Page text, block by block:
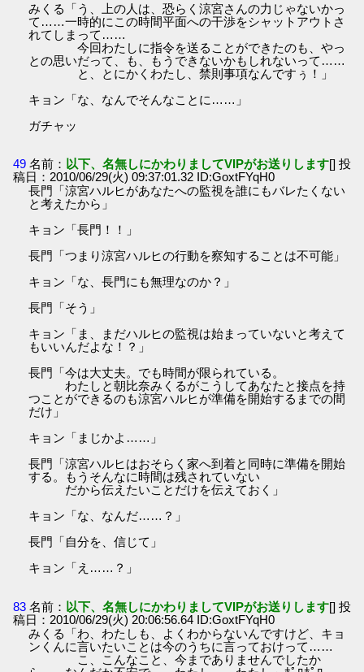
みくる「う、上の人は、恐らく涼宮さんの力じゃないかっ
て……一時的にこの時間平面への干渉をシャットアウトさ
れてしまって……
今回わたしに指令を送ることができたのも、やっ
との思いだって、も、もうできないかもしれないって……
と、とにかくわたし、禁則事項なんですぅ！」
キョン「な、なんでそんなことに……」
ガチャッ
49 名前： 以下、名無しにかわりましてVIPがお送りします[] 投
稿日：2010/06/29(火) 09:37:01.32 ID:GoxtFYqH0
長門「涼宮ハルヒがあなたへの監視を誰にもバレたくない
と考えたから」
キョン「長門！！」
長門「つまり涼宮ハルヒの行動を察知することは不可能」
キョン「な、長門にも無理なのか？」
長門「そう」
キョン「ま、まだハルヒの監視は始まっていないと考えて
もいいんだよな！？」
長門「今は大丈夫。でも時間が限られている。
わたしと朝比奈みくるがこうしてあなたと接点を持
つことができるのも涼宮ハルヒが準備を開始するまでの間
だけ」
キョン「まじかよ……」
長門「涼宮ハルヒはおそらく家へ到着と同時に準備を開始
する。もうそんなに時間は残されていない
だから伝えたいことだけを伝えておく」
キョン「な、なんだ……？」
長門「自分を、信じて」
キョン「え……？」
83 名前： 以下、名無しにかわりましてVIPがお送りします[] 投
稿日：2010/06/29(火) 20:06:56.64 ID:GoxtFYqH0
みくる「わ、わたしも、よくわからないんですけど、キョ
ンくんに言いたいことは今のうちに言っておけって……
こ、こんなこと、今までありませんでしたか